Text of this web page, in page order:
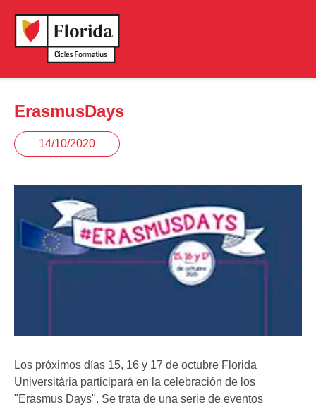
ErasmusDays
14/10/2020
Los próximos días 15, 16 y 17 de octubre Florida
Universitària participará en la celebración de los
"Erasmus Days". Se trata de una serie de eventos